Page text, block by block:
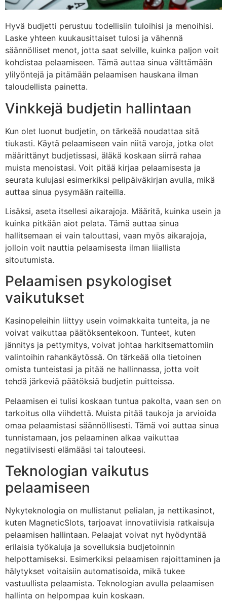
Hyvä budjetti perustuu todellisiin tuloihisi ja menoihisi.
Laske yhteen kuukausittaiset tulosi ja vähennä
säännölliset menot, jotta saat selville, kuinka paljon voit
kohdistaa pelaamiseen. Tämä auttaa sinua välttämään
ylilyöntejä ja pitämään pelaamisen hauskana ilman
taloudellista painetta.
Vinkkejä budjetin hallintaan
Kun olet luonut budjetin, on tärkeää noudattaa sitä
tiukasti. Käytä pelaamiseen vain niitä varoja, jotka olet
määrittänyt budjetissasi, äläkä koskaan siirrä rahaa
muista menoistasi. Voit pitää kirjaa pelaamisesta ja
seurata kulujasi esimerkiksi pelipäiväkirjan avulla, mikä
auttaa sinua pysymään raiteilla.
Lisäksi, aseta itsellesi aikarajoja. Määritä, kuinka usein ja
kuinka pitkään aiot pelata. Tämä auttaa sinua
hallitsemaan ei vain talouttasi, vaan myös aikarajoja,
jolloin voit nauttia pelaamisesta ilman liiallista
sitoutumista.
Pelaamisen psykologiset
vaikutukset
Kasinopeleihin liittyy usein voimakkaita tunteita, ja ne
voivat vaikuttaa päätöksentekoon. Tunteet, kuten
jännitys ja pettymitys, voivat johtaa harkitsemattomiin
valintoihin rahankäytössä. On tärkeää olla tietoinen
omista tunteistasi ja pitää ne hallinnassa, jotta voit
tehdä järkeviä päätöksiä budjetin puitteissa.
Pelaamisen ei tulisi koskaan tuntua pakolta, vaan sen on
tarkoitus olla viihdettä. Muista pitää taukoja ja arvioida
omaa pelaamistasi säännöllisesti. Tämä voi auttaa sinua
tunnistamaan, jos pelaaminen alkaa vaikuttaa
negatiivisesti elämääsi tai talouteesi.
Teknologian vaikutus
pelaamiseen
Nykyteknologia on mullistanut pelialan, ja nettikasinot,
kuten MagneticSlots, tarjoavat innovatiivisia ratkaisuja
pelaamisen hallintaan. Pelaajat voivat nyt hyödyntää
erilaisia työkaluja ja sovelluksia budjetoinnin
helpottamiseksi. Esimerkiksi pelaamisen rajoittaminen ja
hälytykset voitaisiin automatisoida, mikä tukee
vastuullista pelaamista. Teknologian avulla pelaamisen
hallinta on helpompaa kuin koskaan.